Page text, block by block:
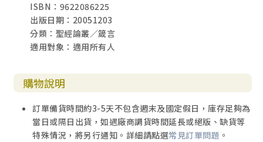
ISBN：9622086225
出版日期：20051203
分類：聖經論叢／箴言
適用對象：適用所有人
購物說明
訂單備貨時間約3-5天不包含週末及國定假日，庫存足夠為
當日或隔日出貨，如遇廠商調貨時間延長或絕版、缺貨等
特殊情況，將另行通知。詳細請點選常見訂單問題 。